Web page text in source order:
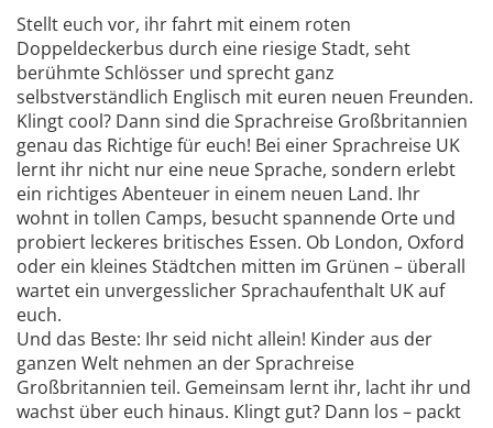
Stellt euch vor, ihr fahrt mit einem roten
Doppeldeckerbus durch eine riesige Stadt, seht
berühmte Schlösser und sprecht ganz
selbstverständlich Englisch mit euren neuen Freunden.
Klingt cool? Dann sind die Sprachreise Großbritannien
genau das Richtige für euch! Bei einer Sprachreise UK
lernt ihr nicht nur eine neue Sprache, sondern erlebt
ein richtiges Abenteuer in einem neuen Land. Ihr
wohnt in tollen Camps, besucht spannende Orte und
probiert leckeres britisches Essen. Ob London, Oxford
oder ein kleines Städtchen mitten im Grünen – überall
wartet ein unvergesslicher Sprachaufenthalt UK auf
euch.
Und das Beste: Ihr seid nicht allein! Kinder aus der
ganzen Welt nehmen an der Sprachreise
Großbritannien teil. Gemeinsam lernt ihr, lacht ihr und
wachst über euch hinaus. Klingt gut? Dann los – packt